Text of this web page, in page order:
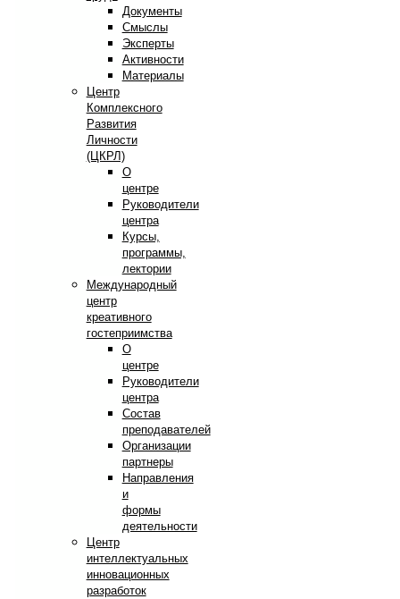
Документы
Смыслы
Эксперты
Активности
Материалы
Центр
Комплексного
Развития
Личности
(ЦКРЛ)
О
центре
Руководители
центра
Курсы,
программы,
лектории
Международный
центр
креативного
гостеприимства
О
центре
Руководители
центра
Состав
преподавателей
Организации
партнеры
Направления
и
формы
деятельности
Центр
интеллектуальных
инновационных
разработок